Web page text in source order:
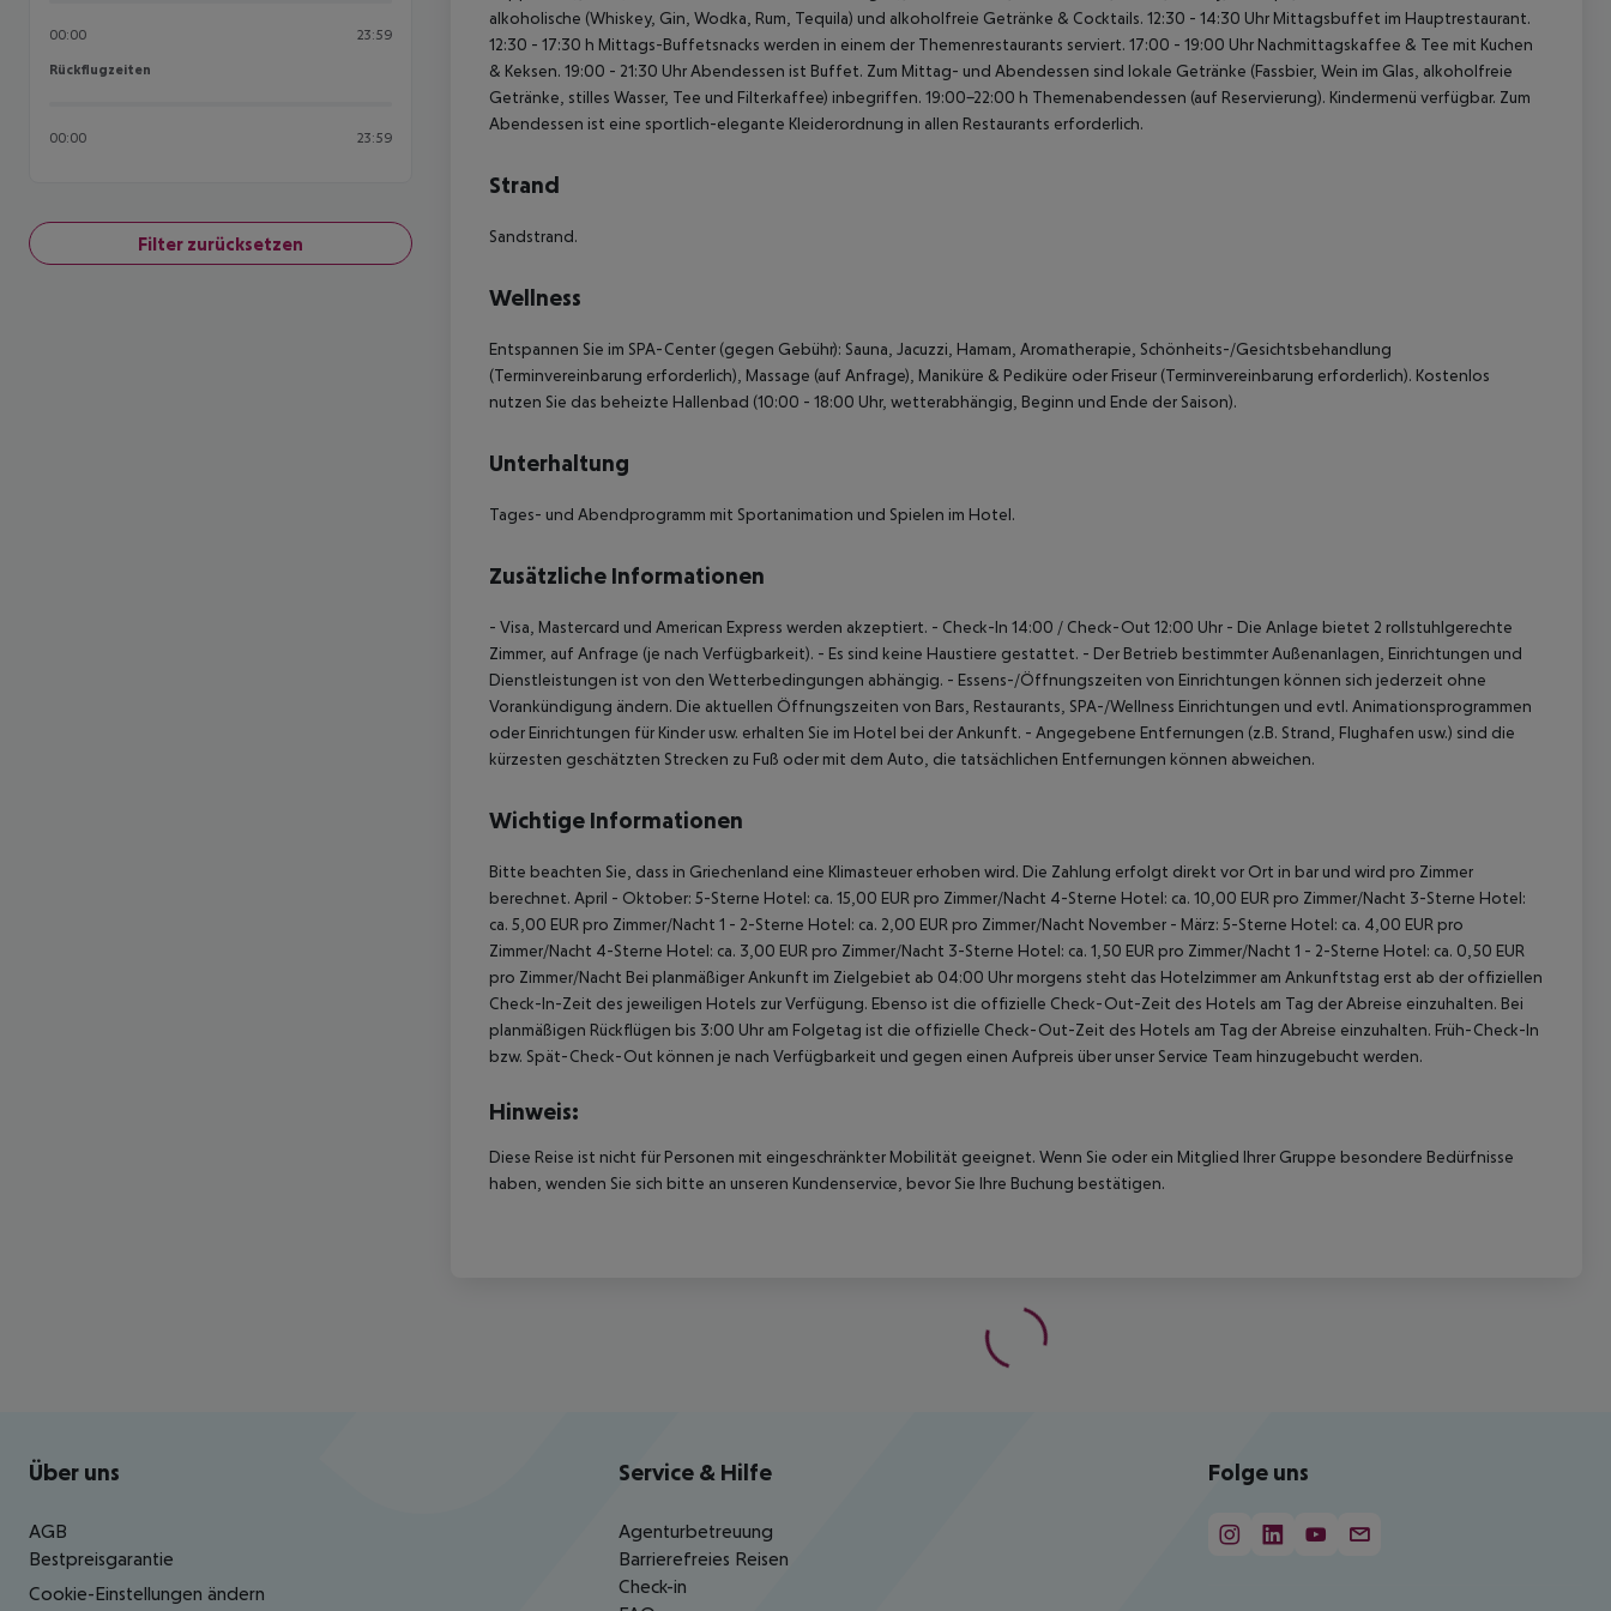
00:00 23:59
Rückflugzeiten
Rückflugzeiten
00:00 23:59
Filter zurücksetzen
alkoholische (Whiskey, Gin, Wodka, Rum, Tequila) und alkoholfreie Getränke & Cocktails. 12:30 - 14:30 Uhr Mittagsbuffet im Hauptrestaurant.
12:30 - 17:30 h Mittags-Buffetsnacks werden in einem der Themenrestaurants serviert. 17:00 - 19:00 Uhr Nachmittagskaffee & Tee mit Kuchen
& Keksen. 19:00 - 21:30 Uhr Abendessen ist Buffet. Zum Mittag- und Abendessen sind lokale Getränke (Fassbier, Wein im Glas, alkoholfreie
Getränke, stilles Wasser, Tee und Filterkaffee) inbegriffen. 19:00-22:00 h Themenabendessen (auf Reservierung). Kindermenü verfügbar. Zum
Abendessen ist eine sportlich-elegante Kleiderordnung in allen Restaurants erforderlich.
Strand
Sandstrand.
Wellness
Entspannen Sie im SPA-Center (gegen Gebühr): Sauna, Jacuzzi, Hamam, Aromatherapie, Schönheits-/Gesichtsbehandlung
(Terminvereinbarung erforderlich), Massage (auf Anfrage), Maniküre & Pediküre oder Friseur (Terminvereinbarung erforderlich). Kostenlos
nutzen Sie das beheizte Hallenbad (10:00 - 18:00 Uhr, wetterabhängig, Beginn und Ende der Saison).
Unterhaltung
Tages- und Abendprogramm mit Sportanimation und Spielen im Hotel.
Zusätzliche Informationen
- Visa, Mastercard und American Express werden akzeptiert. - Check-In 14:00 / Check-Out 12:00 Uhr - Die Anlage bietet 2 rollstuhlgerechte
Zimmer, auf Anfrage (je nach Verfügbarkeit). - Es sind keine Haustiere gestattet. - Der Betrieb bestimmter Außenanlagen, Einrichtungen und
Dienstleistungen ist von den Wetterbedingungen abhängig. - Essens-/Öffnungszeiten von Einrichtungen können sich jederzeit ohne
Vorankündigung ändern. Die aktuellen Öffnungszeiten von Bars, Restaurants, SPA-/Wellness Einrichtungen und evtl. Animationsprogrammen
oder Einrichtungen für Kinder usw. erhalten Sie im Hotel bei der Ankunft. - Angegebene Entfernungen (z.B. Strand, Flughafen usw.) sind die
kürzesten geschätzten Strecken zu Fuß oder mit dem Auto, die tatsächlichen Entfernungen können abweichen.
Wichtige Informationen
Bitte beachten Sie, dass in Griechenland eine Klimasteuer erhoben wird. Die Zahlung erfolgt direkt vor Ort in bar und wird pro Zimmer
berechnet. April - Oktober: 5-Sterne Hotel: ca. 15,00 EUR pro Zimmer/Nacht 4-Sterne Hotel: ca. 10,00 EUR pro Zimmer/Nacht 3-Sterne Hotel:
ca. 5,00 EUR pro Zimmer/Nacht 1 - 2-Sterne Hotel: ca. 2,00 EUR pro Zimmer/Nacht November - März: 5-Sterne Hotel: ca. 4,00 EUR pro
Zimmer/Nacht 4-Sterne Hotel: ca. 3,00 EUR pro Zimmer/Nacht 3-Sterne Hotel: ca. 1,50 EUR pro Zimmer/Nacht 1 - 2-Sterne Hotel: ca. 0,50 EUR
pro Zimmer/Nacht Bei planmäßiger Ankunft im Zielgebiet ab 04:00 Uhr morgens steht das Hotelzimmer am Ankunftstag erst ab der offiziellen
Check-In-Zeit des jeweiligen Hotels zur Verfügung. Ebenso ist die offizielle Check-Out-Zeit des Hotels am Tag der Abreise einzuhalten. Bei
planmäßigen Rückflügen bis 3:00 Uhr am Folgetag ist die offizielle Check-Out-Zeit des Hotels am Tag der Abreise einzuhalten. Früh-Check-In
bzw. Spät-Check-Out können je nach Verfügbarkeit und gegen einen Aufpreis über unser Service Team hinzugebucht werden.
Hinweis:
Diese Reise ist nicht für Personen mit eingeschränkter Mobilität geeignet. Wenn Sie oder ein Mitglied Ihrer Gruppe besondere Bedürfnisse
haben, wenden Sie sich bitte an unseren Kundenservice, bevor Sie Ihre Buchung bestätigen.
Footer navigation
Über uns
AGB
Bestpreisgarantie
Cookie-Einstellungen ändern
Service & Hilfe
Agenturbetreuung
Barrierefreies Reisen
Check-in
Folge uns